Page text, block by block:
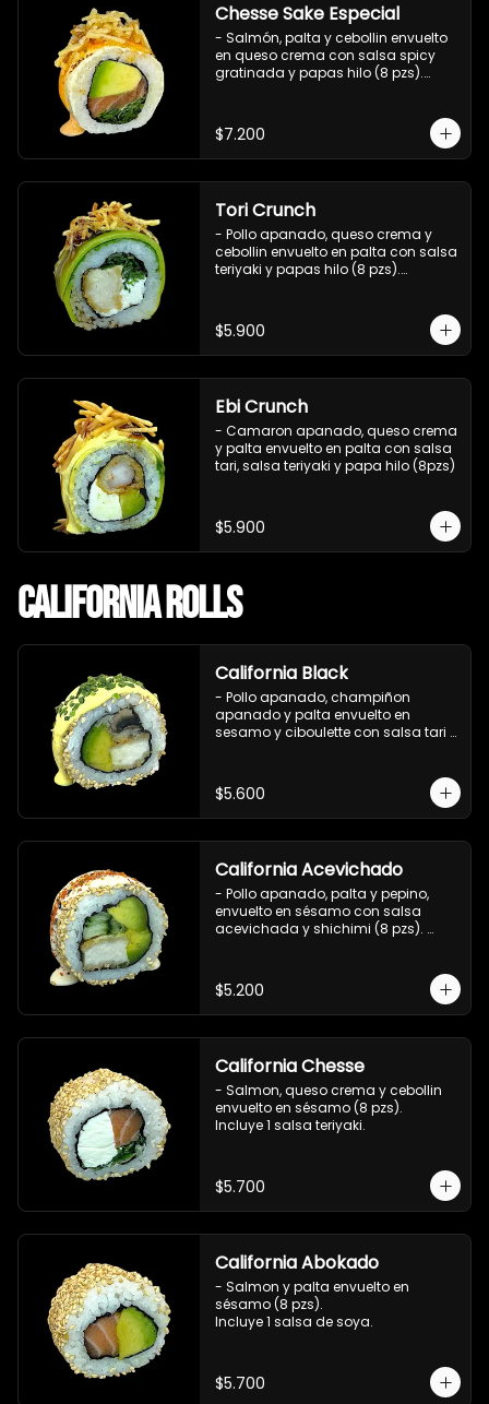
Chesse Sake Especial
- Salmón, palta y cebollin envuelto
en queso crema con salsa spicy
gratinada y papas hilo (8 pzs).
$7.200
Tori Crunch
- Pollo apanado, queso crema y
cebollin envuelto en palta con salsa
teriyaki y papas hilo (8 pzs).
$5.900
Ebi Crunch
- Camaron apanado, queso crema
y palta envuelto en palta con salsa
tari, salsa teriyaki y papa hilo (8pzs)
$5.900
California Rolls
California Black
- Pollo apanado, champiñon
apanado y palta envuelto en
sesamo y ciboulette con salsa tari
$5.600
California Acevichado
- Pollo apanado, palta y pepino,
envuelto en sésamo con salsa
acevichada y shichimi (8 pzs).
$5.200
California Chesse
- Salmon, queso crema y cebollin
envuelto en sésamo (8 pzs).
Incluye 1 salsa teriyaki.
$5.700
California Abokado
- Salmon y palta envuelto en
sésamo (8 pzs).
Incluye 1 salsa de soya.
$5.700